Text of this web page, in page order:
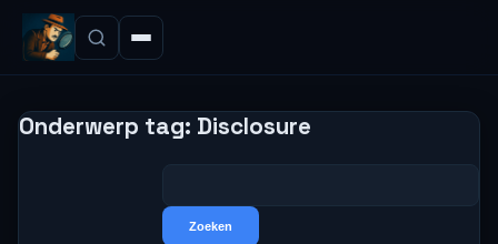
Onderwerp tag: Disclosure